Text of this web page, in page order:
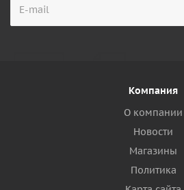
Компания
О компании
Новости
Магазины
Политика